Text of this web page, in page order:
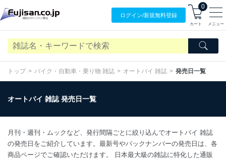
ログイン/新規無料登録
0
カート メニュー
トップ バイク・自動車・乗り物 雑誌 オートバイ 雑誌 発売日一覧
オートバイ 雑誌 発売日一覧
月刊・週刊・ムックなど、発行間隔ごとに絞り込んでオートバイ 雑誌
の発売日をご紹介しています。最新号やバックナンバーの発売日は、各
商品ページでご確認いただけます。 日本最大級の雑誌に特化した通販